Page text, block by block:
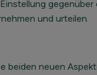
und urteilen.
beiden neuen